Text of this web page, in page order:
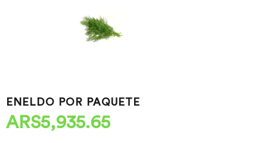
ENELDO POR PAQUETE
ARS5,935.65